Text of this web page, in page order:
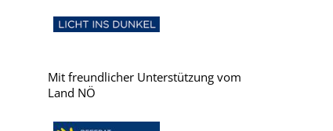
Mit freundlicher Unterstützung vom
Land NÖ